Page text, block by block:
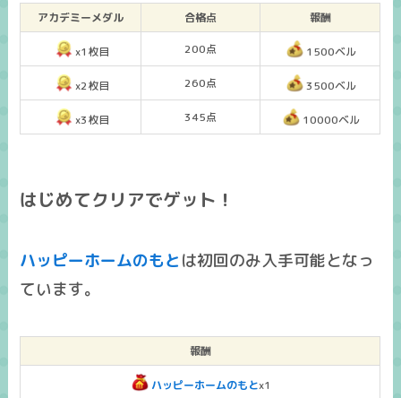
アカデミーメダル 合格点 報酬
x1枚目 200点 1500ベル
x2枚目 260点 3500ベル
x3枚目 345点 10000ベル
はじめてクリアでゲット！
ハッピーホームのもと は初回のみ入手可能となっ
ています。
報酬
ハッピーホームのもとx1